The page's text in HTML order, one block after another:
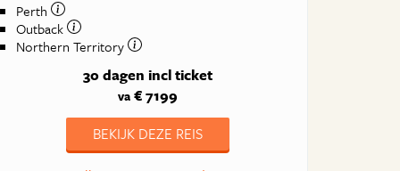
Perth
Outback
Northern Territory
30 dagen incl ticket
va € 7199
BEKIJK DEZE REIS